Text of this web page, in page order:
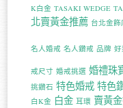
K白金 TASAKI WEDGE
北賣黃金推薦 台北金飾
名人婚戒 名人鑽戒 品牌
戒尺寸 婚戒挑選 婚禮珠
挑鑽石 特色婚戒 特色
白K金 白金 耳環 賣黃